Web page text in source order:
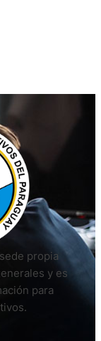
propia
y es
para